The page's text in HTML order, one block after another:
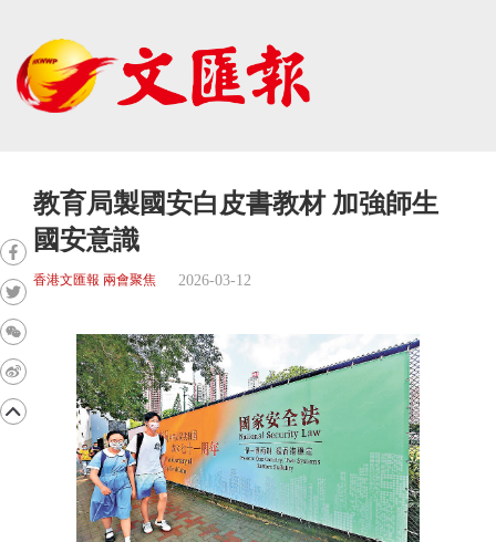
教育局製國安白皮書教材 加強師生
國安意識
香港文匯報 兩會聚焦 2026-03-12